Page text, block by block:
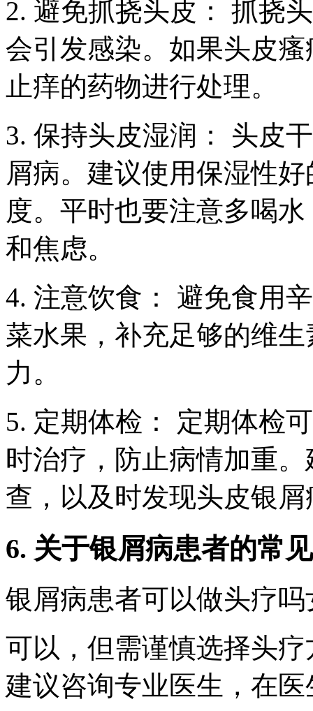
2. 避免抓挠头皮： 抓挠
会引发感染。如果头皮
止痒的药物进行处理。
3. 保持头皮湿润： 头皮
屑病。建议使用保湿性
度。平时也要注意多喝
和焦虑。
4. 注意饮食： 避免食用
菜水果，补充足够的维
力。
5. 定期体检： 定期体检
时治疗，防止病情加重
查，以及时发现头皮银
6. 关于银屑病患者的常
银屑病患者可以做头疗吗
可以，但需谨慎选择头
建议咨询专业医生，在